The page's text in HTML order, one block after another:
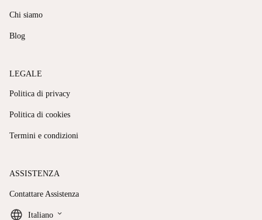
Chi siamo
Blog
LEGALE
Politica di privacy
Politica di cookies
Termini e condizioni
ASSISTENZA
Contattare Assistenza
Italiano keyboard_arrow_down